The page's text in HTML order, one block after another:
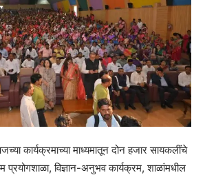
कार्यक्रमाच्या माध्यमातून दोन हजार सायकलींचे
प्रयोगशाळा, विज्ञान-अनुभव कार्यक्रम, शाळांमधील